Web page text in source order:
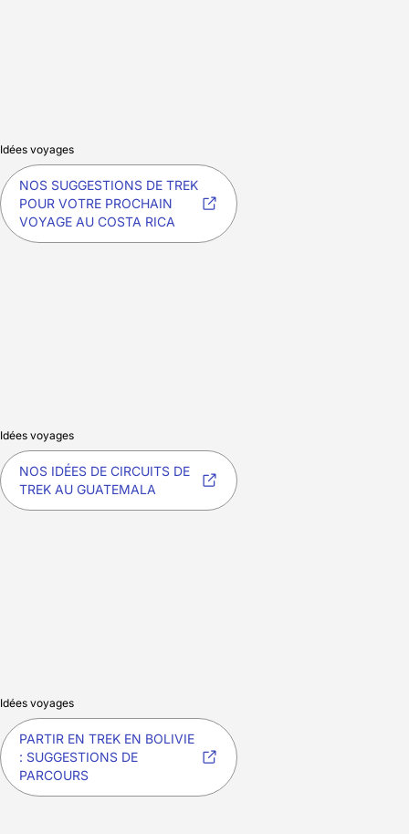
Idées voyages
NOS SUGGESTIONS DE TREK
POUR VOTRE PROCHAIN
VOYAGE AU COSTA RICA
Idées voyages
NOS IDÉES DE CIRCUITS DE
TREK AU GUATEMALA
Idées voyages
PARTIR EN TREK EN BOLIVIE
: SUGGESTIONS DE
PARCOURS